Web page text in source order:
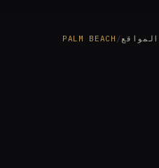
المواقع/
PALM BEACH